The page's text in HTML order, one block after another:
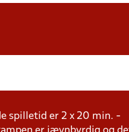
spilletid er 2 x 20 min. -